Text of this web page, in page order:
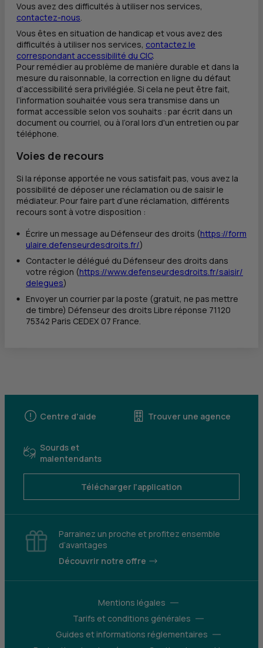
Vous avez des difficultés à utiliser nos services,
contactez-nous.
Vous êtes en situation de handicap et vous avez des
difficultés à utiliser nos services, contactez le
correspondant accessibilité du CIC.
Pour remédier au problème de manière durable et dans la
mesure du raisonnable, la correction en ligne du défaut
d’accessibilité sera privilégiée. Si cela ne peut être fait,
l’information souhaitée vous sera transmise dans un
format accessible selon vos souhaits : par écrit dans un
document ou courriel, ou à l’oral lors d'un entretien ou par
téléphone.
Voies de recours
Si la réponse apportée ne vous satisfait pas, vous avez la
possibilité de déposer une réclamation ou de saisir le
médiateur. Pour faire part d’une réclamation, différents
recours sont à votre disposition :
Écrire un message au Défenseur des droits (https://form
ulaire.defenseurdesdroits.fr/)
Contacter le délégué du Défenseur des droits dans
votre région (https://www.defenseurdesdroits.fr/saisir/
delegues)
Envoyer un courrier par la poste (gratuit, ne pas mettre
de timbre) Défenseur des droits Libre réponse 71120
75342 Paris CEDEX 07 France.
Centre d'aide Trouver une agence
Sourds et
malentendants
Télécharger l'application
Parrainez un proche et profitez ensemble
d’avantages
Découvrir notre offre
Mentions légales
Tarifs et conditions générales
Guides et informations réglementaires